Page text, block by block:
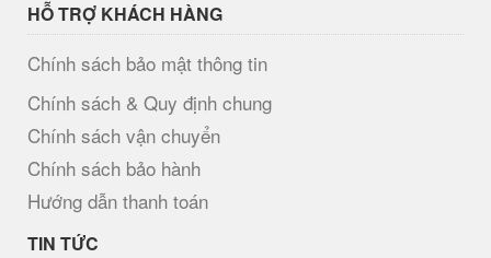
HỖ TRỢ KHÁCH HÀNG
Chính sách bảo mật thông tin
Chính sách & Quy định chung
Chính sách vận chuyển
Chính sách bảo hành
Hướng dẫn thanh toán
TIN TỨC